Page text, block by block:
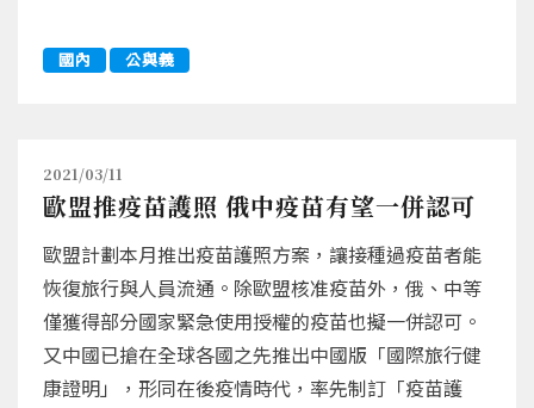
國內 公與義
2021/03/11
歐盟推疫苗護照 俄中疫苗有望一併認可
歐盟計劃本月推出疫苗護照方案，讓接種過疫苗者能
恢復旅行與人員流通。除歐盟核准疫苗外，俄、中等
僅獲得部分國家緊急使用授權的疫苗也擬一併認可。
又中國已搶在全球各國之先推出中國版「國際旅行健
康證明」，形同在後疫情時代，率先制訂「疫苗護